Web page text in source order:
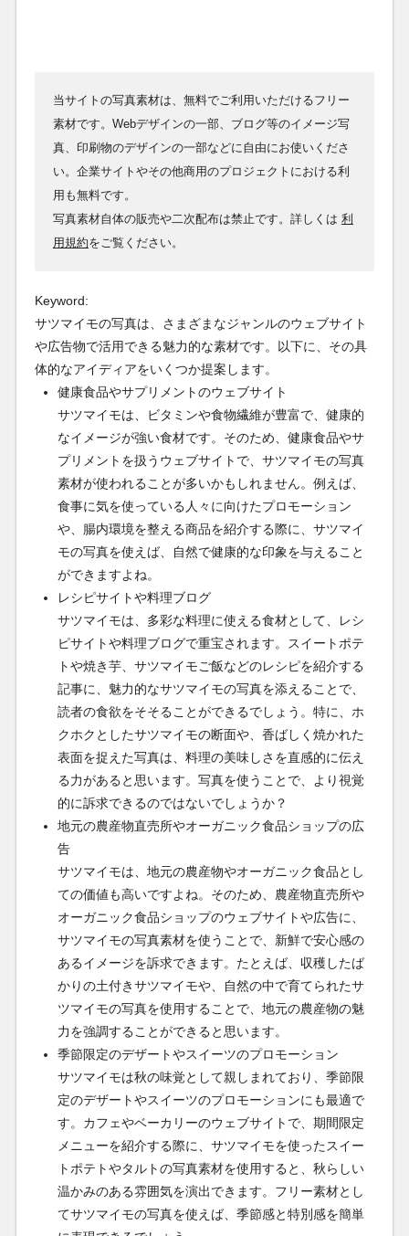
当サイトの写真素材は、無料でご利用いただけるフリー
素材です。Webデザインの一部、ブログ等のイメージ写
真、印刷物のデザインの一部などに自由にお使いくださ
い。企業サイトやその他商用のプロジェクトにおける利
用も無料です。
写真素材自体の販売や二次配布は禁止です。詳しくは 利
用規約をご覧ください。
Keyword:
サツマイモの写真は、さまざまなジャンルのウェブサイト
や広告物で活用できる魅力的な素材です。以下に、その具
体的なアイディアをいくつか提案します。
健康食品やサプリメントのウェブサイト
サツマイモは、ビタミンや食物繊維が豊富で、健康的
なイメージが強い食材です。そのため、健康食品やサ
プリメントを扱うウェブサイトで、サツマイモの写真
素材が使われることが多いかもしれません。例えば、
食事に気を使っている人々に向けたプロモーション
や、腸内環境を整える商品を紹介する際に、サツマイ
モの写真を使えば、自然で健康的な印象を与えること
ができますよね。
レシピサイトや料理ブログ
サツマイモは、多彩な料理に使える食材として、レシ
ピサイトや料理ブログで重宝されます。スイートポテ
トや焼き芋、サツマイモご飯などのレシピを紹介する
記事に、魅力的なサツマイモの写真を添えることで、
読者の食欲をそそることができるでしょう。特に、ホ
クホクとしたサツマイモの断面や、香ばしく焼かれた
表面を捉えた写真は、料理の美味しさを直感的に伝え
る力があると思います。写真を使うことで、より視覚
的に訴求できるのではないでしょうか？
地元の農産物直売所やオーガニック食品ショップの広
告
サツマイモは、地元の農産物やオーガニック食品とし
ての価値も高いですよね。そのため、農産物直売所や
オーガニック食品ショップのウェブサイトや広告に、
サツマイモの写真素材を使うことで、新鮮で安心感の
あるイメージを訴求できます。たとえば、収穫したば
かりの土付きサツマイモや、自然の中で育てられたサ
ツマイモの写真を使用することで、地元の農産物の魅
力を強調することができると思います。
季節限定のデザートやスイーツのプロモーション
サツマイモは秋の味覚として親しまれており、季節限
定のデザートやスイーツのプロモーションにも最適で
す。カフェやベーカリーのウェブサイトで、期間限定
メニューを紹介する際に、サツマイモを使ったスイー
トポテトやタルトの写真素材を使用すると、秋らしい
温かみのある雰囲気を演出できます。フリー素材とし
てサツマイモの写真を使えば、季節感と特別感を簡単